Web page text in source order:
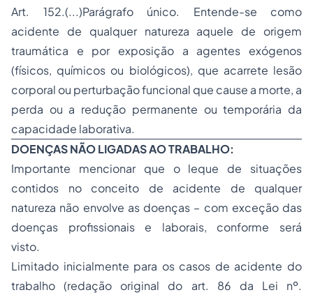
Art. 152.(...)Parágrafo único. Entende-se como
acidente de qualquer natureza aquele de origem
traumática e por exposição a agentes exógenos
(físicos, químicos ou biológicos), que acarrete lesão
corporal ou perturbação funcional que cause a morte, a
perda ou a redução permanente ou temporária da
capacidade laborativa.
DOENÇAS NÃO LIGADAS AO TRABALHO:
Importante mencionar que o leque de situações
contidos no conceito de acidente de qualquer
natureza não envolve as doenças – com exceção das
doenças profissionais e laborais, conforme será
visto.
Limitado inicialmente para os casos de acidente do
trabalho (redação original do art. 86 da Lei nº.